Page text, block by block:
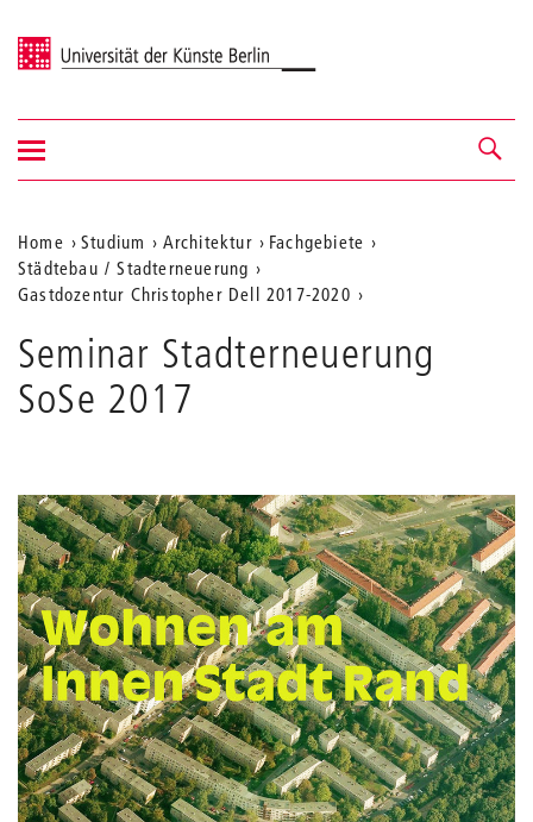
Universität der Künste Berlin
Navigation &
Suche
Navigation
ein-/ausblenden
Aktuelle
Position
der
Webseite
Home Studium Architektur
Fachgebiete
Städtebau / Stadterneuerung
Gastdozentur Christopher Dell 2017-2020
Seminar Stadterneuerung
SoSe 2017